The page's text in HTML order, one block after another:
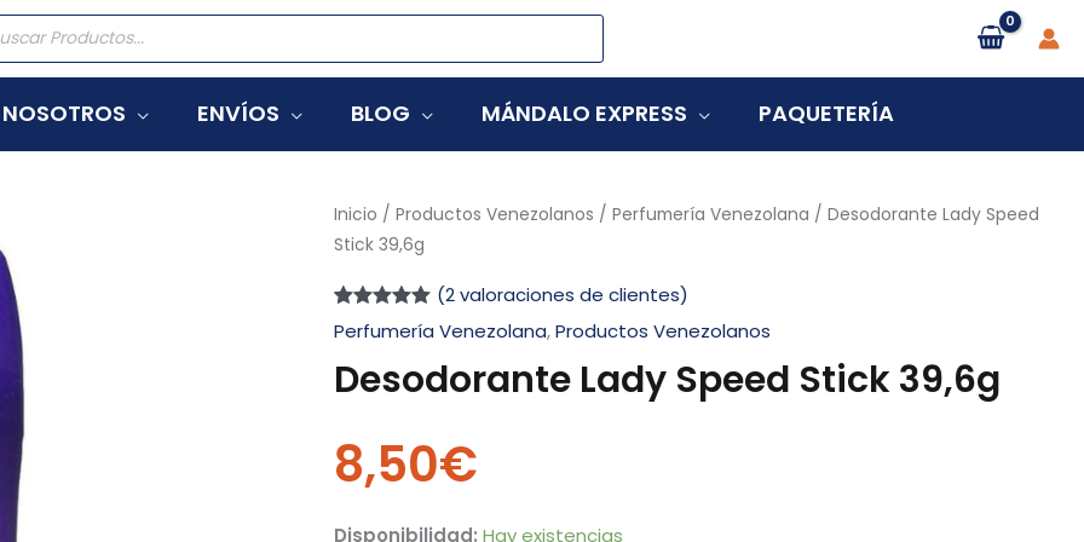
NOSOTROS ENVÍOS BLOG MÁNDALO EXPRESS PAQUETERÍA
Inicio /Productos Venezolanos /Perfumería Venezolana / Desodorante Lady Speed
Stick 39,6g
Valorado
con 5.00de
2
valoraciones
de clientes
(2valoraciones de clientes)
Perfumería Venezolana,Productos Venezolanos
Desodorante Lady Speed Stick 39,6g
8,50€
Disponibilidad: Hay existencias
Desodorante
Lady
Speed
39,6g
cantidad